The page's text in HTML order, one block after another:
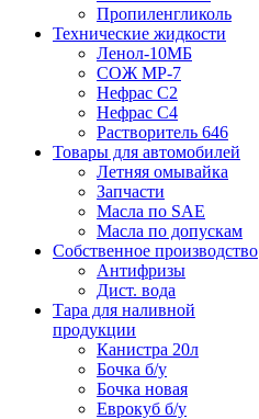
Пропиленгликоль
Технические жидкости
Ленол-10МБ
СОЖ МР-7
Нефрас С2
Нефрас С4
Растворитель 646
Товары для автомобилей
Летняя омывайка
Запчасти
Масла по SAE
Масла по допускам
Собственное производство
Антифризы
Дист. вода
Тара для наливной
продукции
Канистра 20л
Бочка б/у
Бочка новая
Еврокуб б/у